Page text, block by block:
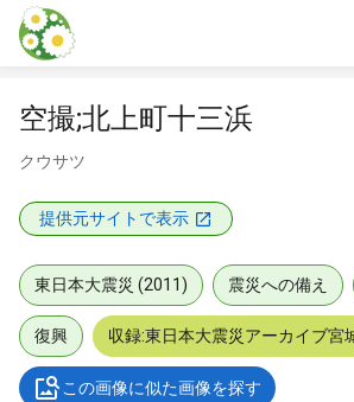
本文に飛ぶ
空撮;北上町十三浜
クウサツ
提供元サイトで表示
東日本大震災 (2011) 震災への備え
復興 収録:東日本大震災アーカイブ宮
この画像に似た画像を探す